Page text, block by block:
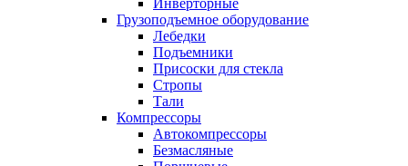
Инверторные
Грузоподъемное оборудование
Лебедки
Подъемники
Присоски для стекла
Стропы
Тали
Компрессоры
Автокомпрессоры
Безмасляные